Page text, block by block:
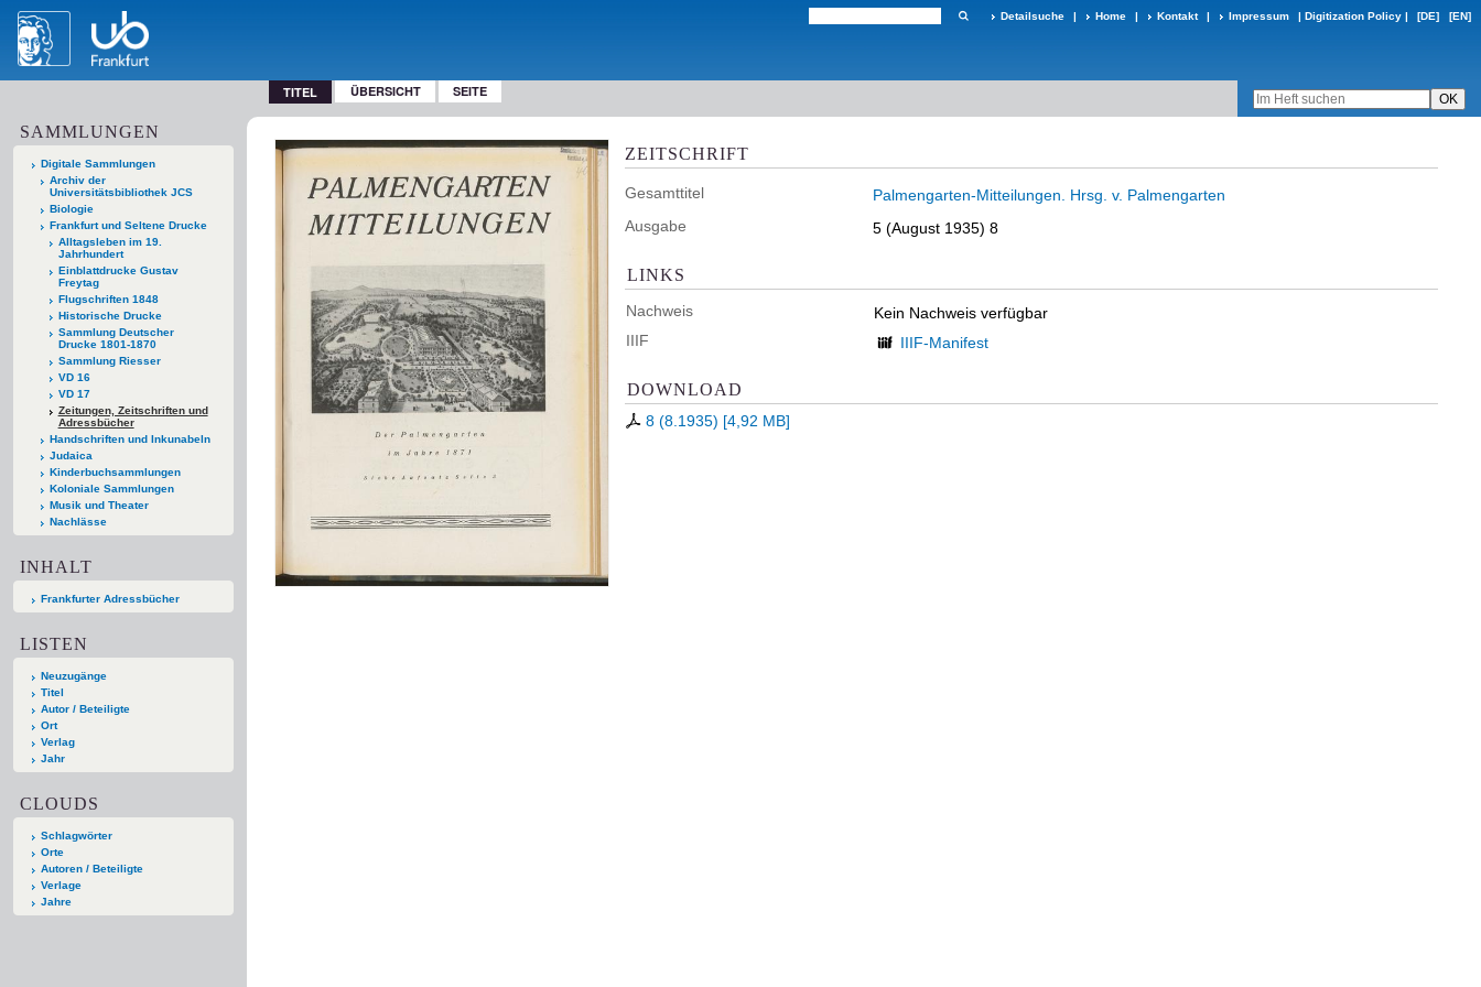
Detailsuche | Home | Kontakt | Impressum | Digitization Policy | [DE] [EN]
TITEL ÜBERSICHT SEITE
SAMMLUNGEN
Digitale Sammlungen
Archiv der
Universitätsbibliothek JCS
Biologie
Frankfurt und Seltene Drucke
Alltagsleben im 19.
Jahrhundert
Einblattdrucke Gustav
Freytag
Flugschriften 1848
Historische Drucke
Sammlung Deutscher
Drucke 1801-1870
Sammlung Riesser
VD 16
VD 17
Zeitungen, Zeitschriften und
Adressbücher
Handschriften und Inkunabeln
Judaica
Kinderbuchsammlungen
Koloniale Sammlungen
Musik und Theater
Nachlässe
INHALT
Frankfurter Adressbücher
LISTEN
Neuzugänge
Titel
Autor / Beteiligte
Ort
Verlag
Jahr
CLOUDS
Schlagwörter
Orte
Autoren / Beteiligte
Verlage
Jahre
ZEITSCHRIFT
Gesamttitel
Palmengarten-Mitteilungen. Hrsg. v. Palmengarten
Ausgabe
5 (August 1935) 8
LINKS
Nachweis
Kein Nachweis verfügbar
IIIF
IIIF-Manifest
DOWNLOAD
8 (8.1935) [4,92 MB]